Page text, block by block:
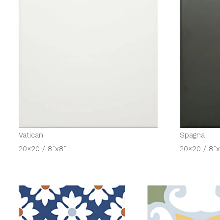
Vatican
20×20 / 8”x8”
Spagna
20×20 /